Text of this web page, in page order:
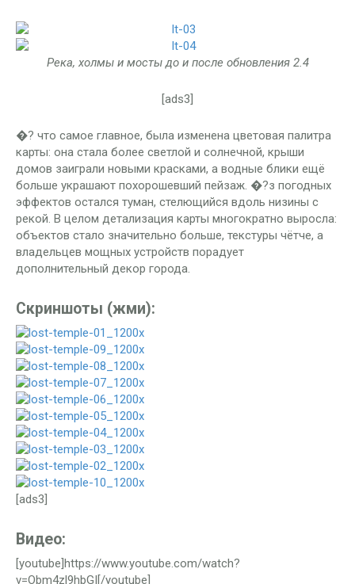
Река, холмы и мосты до и после обновления 2.4
[ads3]
�? что самое главное, была изменена цветовая палитра
карты: она стала более светлой и солнечной, крыши
домов заиграли новыми красками, а водные блики ещё
больше украшают похорошевший пейзаж. �?з погодных
эффектов остался туман, стелющийся вдоль низины с
рекой. В целом детализация карты многократно выросла:
объектов стало значительно больше, текстуры чётче, а
владельцев мощных устройств порадует
дополнительный декор города.
Скриншоты (жми):
[ads3]
Видео:
[youtube]https://www.youtube.com/watch?
v=Obm4zl9hbGI[/youtube]